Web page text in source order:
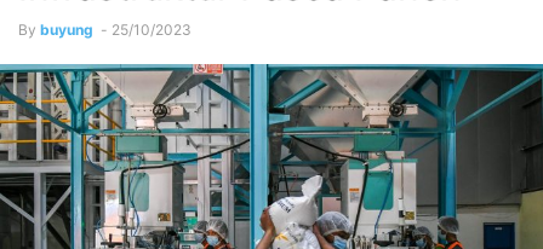
By buyung - 25/10/2023